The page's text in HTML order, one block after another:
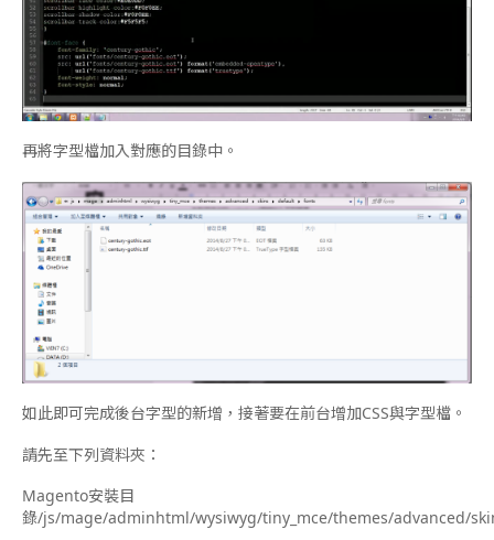
再將字型檔加入對應的目錄中。
如此即可完成後台字型的新增，接著要在前台增加CSS與字型檔。
請先至下列資料夾：
Magento安裝目
錄/js/mage/adminhtml/wysiwyg/tiny_mce/themes/advanced/